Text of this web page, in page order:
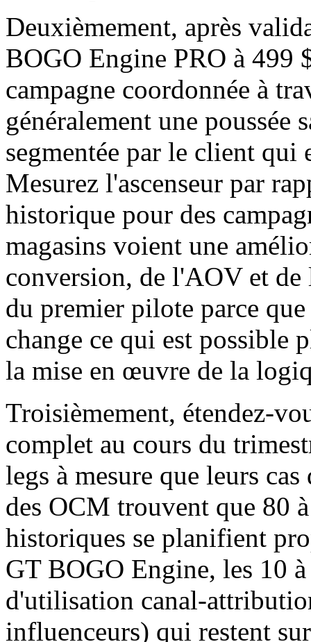
Deuxièmement, après
BOGO Engine PRO à 499
campagne coordonnée à
généralement une poussée
segmentée par le client
Mesurez l'ascenseur par
historique pour des
magasins voient une
conversion, de l'AOV et de
du premier pilote parce
change ce qui est possible
la mise en œuvre de la
Troisièmement, étendez-
complet au cours du
legs à mesure que leurs
des OCM trouvent que 80
historiques se planifient
GT BOGO Engine, les 10
d'utilisation canal-
influenceurs) qui restent